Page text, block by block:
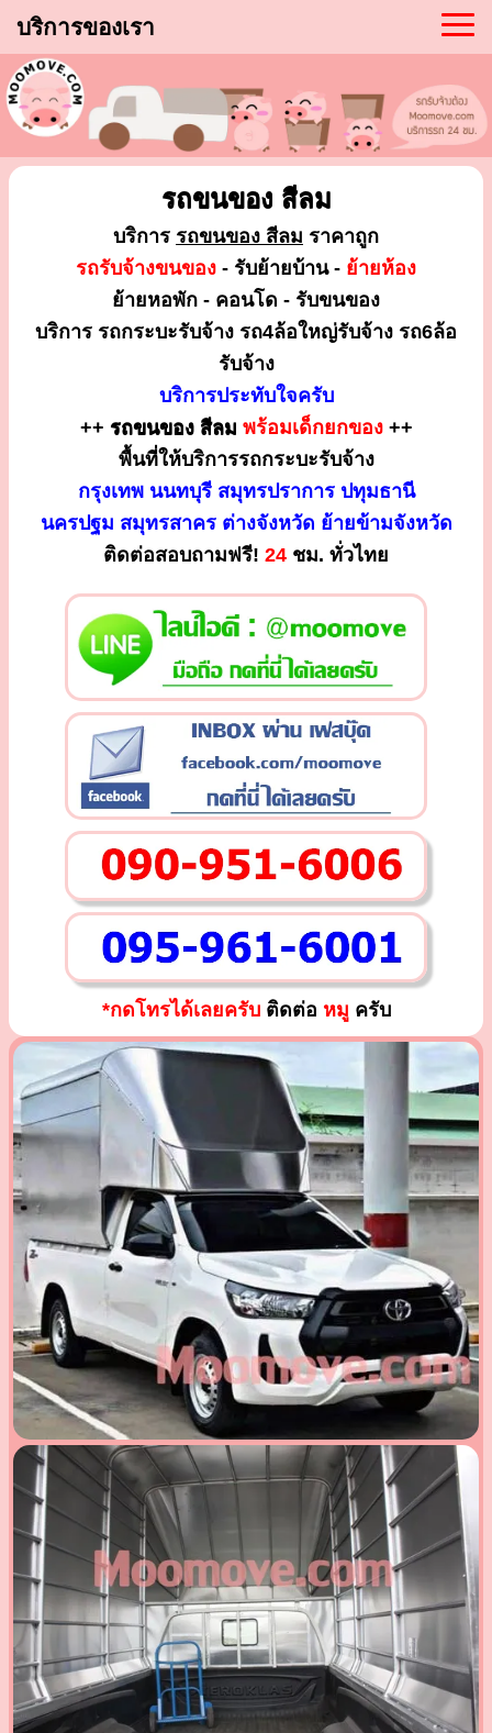
บริการของเรา
รถขนของ สีลม
บริการ รถขนของ สีลม ราคาถูก
รถรับจ้างขนของ - รับย้ายบ้าน - ย้ายห้อง
ย้ายหอพัก - คอนโด - รับขนของ
บริการ รถกระบะรับจ้าง รถ4ล้อใหญ่รับจ้าง รถ6ล้อ
รับจ้าง
บริการประทับใจครับ
++ รถขนของ สีลม พร้อมเด็กยกของ++
พื้นที่ให้บริการรถกระบะรับจ้าง
กรุงเทพ นนทบุรี สมุทรปราการ ปทุมธานี
นครปฐม สมุทรสาคร ต่างจังหวัด ย้ายข้ามจังหวัด
ติดต่อสอบถามฟรี! 24 ชม. ทั่วไทย
*กดโทรได้เลยครับติดต่อ หมู ครับ